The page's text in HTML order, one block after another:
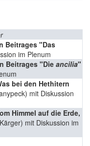
Beitrages "Das
im Plenum
Beitrages "Die ancilia"
bei den Hethitern
mit Diskussion
Himmel auf die Erde,
mit Diskussion im